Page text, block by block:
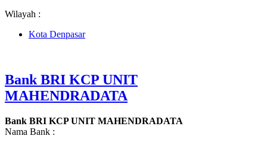
Wilayah :
Kota Denpasar
Bank BRI KCP UNIT
MAHENDRADATA
Bank BRI KCP UNIT MAHENDRADATA
Nama Bank :